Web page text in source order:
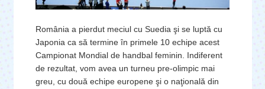
România a pierdut meciul cu Suedia şi se luptă cu
Japonia ca să termine în primele 10 echipe acest
Campionat Mondial de handbal feminin. Indiferent
de rezultat, vom avea un turneu pre-olimpic mai
greu, cu două echipe europene şi o naţională din